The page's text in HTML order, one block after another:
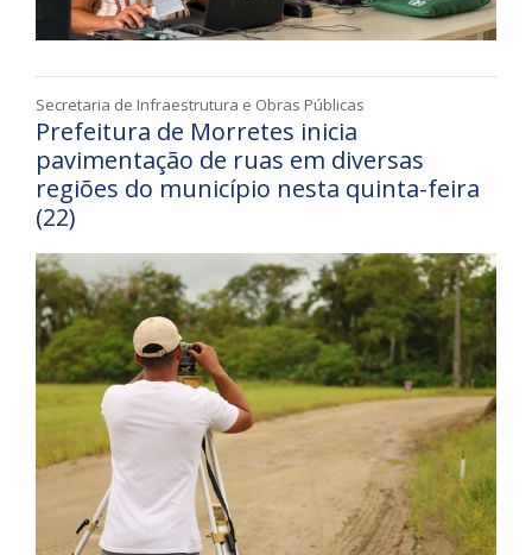
Secretaria de Infraestrutura e Obras Públicas
Prefeitura de Morretes inicia
pavimentação de ruas em diversas
regiões do município nesta quinta-feira
(22)